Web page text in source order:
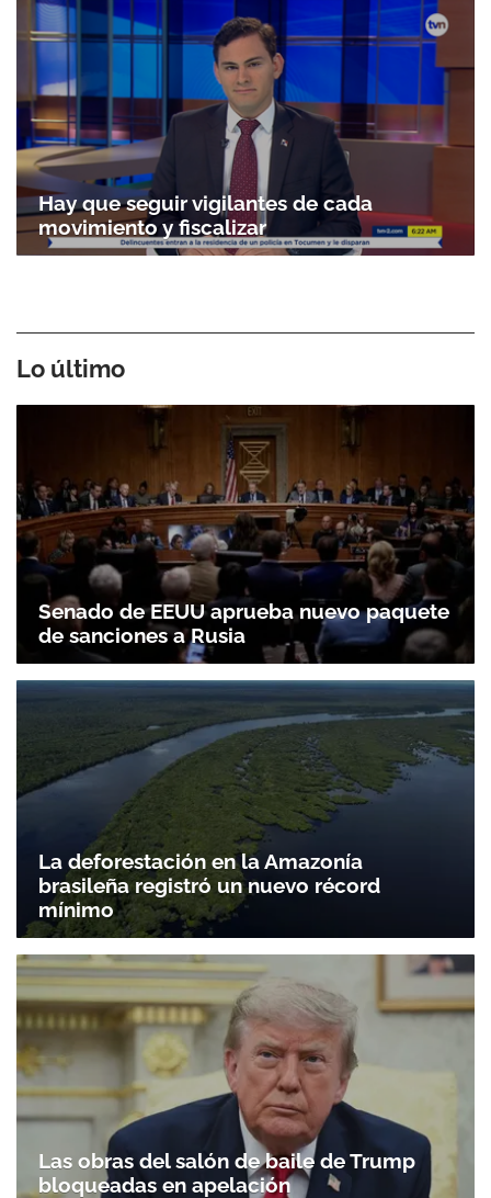
Gracias por suscribirte a nuestro boletín.
ACEPTAR
Hay que seguir vigilantes de cada
movimiento y fiscalizar
Lo último
Senado de EEUU aprueba nuevo paquete
de sanciones a Rusia
La deforestación en la Amazonía
brasileña registró un nuevo récord
mínimo
Las obras del salón de baile de Trump
bloqueadas en apelación